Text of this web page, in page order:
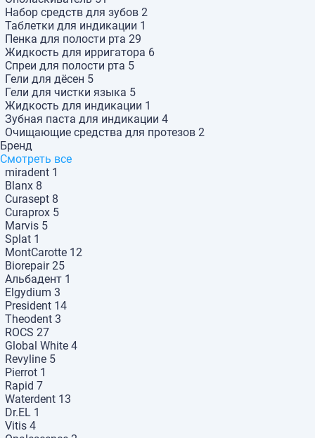
Набор средств для зубов 2
Таблетки для индикации 1
Пенка для полости рта 29
Жидкость для ирригатора 6
Спреи для полости рта 5
Гели для дёсен 5
Гели для чистки языка 5
Жидкость для индикации 1
Зубная паста для индикации 4
Очищающие средства для протезов 2
Бренд
Смотреть все
miradent 1
Blanx 8
Curasept 8
Curaprox 5
Marvis 5
Splat 1
MontCarotte 12
Biorepair25
Альбадент 1
Elgydium 3
President 14
Theodent 3
ROCS 27
Global White 4
Revyline 5
Pierrot 1
Rapid 7
Waterdent 13
Dr.EL 1
Vitis 4